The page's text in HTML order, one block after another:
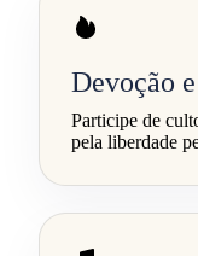
Devoção
Participe de
pela liberdade